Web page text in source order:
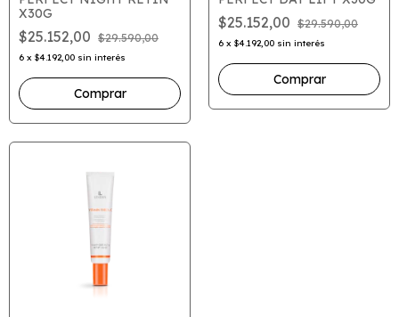
X30G
$25.152,00 $29.590,00
6 x $4.192,00 sin interés
$25.152,00 $29.590,00
6 x $4.192,00 sin interés